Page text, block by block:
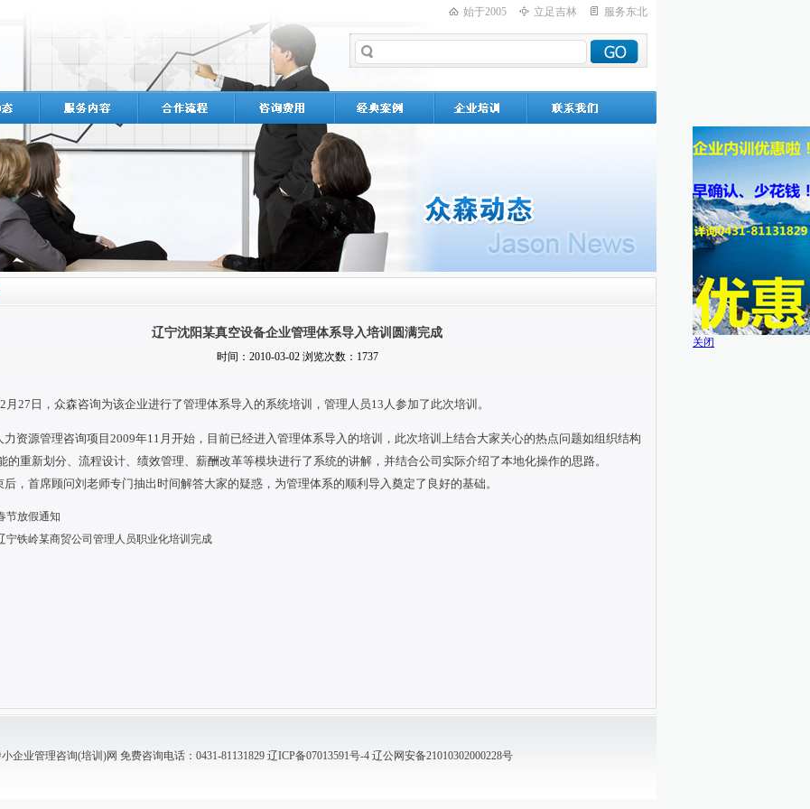
始于2005 立足吉林 服务东北
辽宁沈阳某真空设备企业管理体系导入培训圆满完成
时间：2010-03-02 浏览次数：1737
月27日，众森咨询为该企业进行了管理体系导入的系统培训，管理人员13人参加了此次培训。
力资源管理咨询项目2009年11月开始，目前已经进入管理体系导入的培训，此次培训上结合大家关心的热点问题如组织结构
的重新划分、流程设计、绩效管理、薪酬改革等模块进行了系统的讲解，并结合公司实际介绍了本地化操作的思路。
，首席顾问刘老师专门抽出时间解答大家的疑惑，为管理体系的顺利导入奠定了良好的基础。
节放假通知
宁铁岭某商贸公司管理人员职业化培训完成
企业管理咨询(培训)网 免费咨询电话：0431-81131829 辽ICP备07013591号-4 辽公网安备21010302000228号
关闭